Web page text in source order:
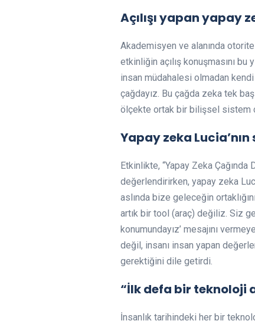
Açılışı yapan yapay
Akademisyen ve alanında
etkinliğin açılış konuşmasını
insan müdahalesi olmadan kendi
çağdayız. Bu çağda zeka tek
ölçekte ortak bir bilişsel sistem
Yapay zeka
Etkinlikte, “Yapay Zeka Çağında
değerlendirirken, yapay zeka
aslında bize geleceğin
artık bir tool (araç) değiliz. Siz
konumundayız’ mesajını
değil, insanı insan yapan
gerektiğini dile getirdi.
“İlk defa bir teknoloji
İnsanlık tarihindeki her bir